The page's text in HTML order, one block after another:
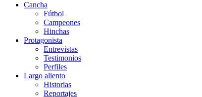
Cancha
Fútbol
Campeones
Hinchas
Protagonista
Entrevistas
Testimonios
Perfiles
Largo aliento
Historias
Reportajes